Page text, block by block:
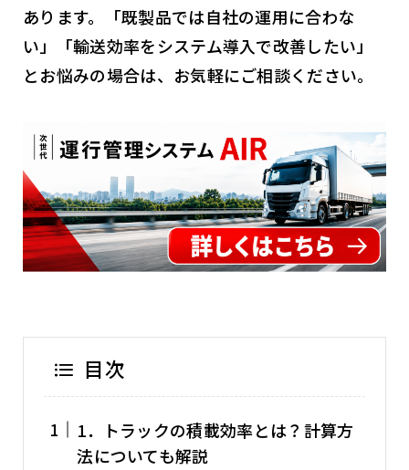
あります。「既製品では自社の運用に合わな
い」「輸送効率をシステム導入で改善したい」
とお悩みの場合は、お気軽にご相談ください。
目次
1．トラックの積載効率とは？計算方
法についても解説